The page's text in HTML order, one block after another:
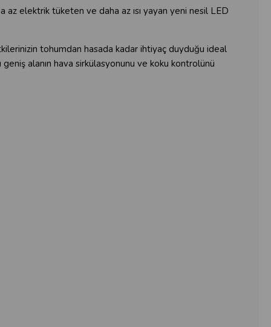
elektrik tüketen ve daha az ısı yayan yeni nesil LED
tohumdan hasada kadar ihtiyaç duyduğu ideal
alanın hava sirkülasyonunu ve koku kontrolünü